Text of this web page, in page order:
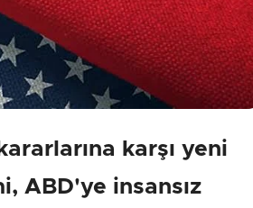
karşı yeni
ABD'ye insansız